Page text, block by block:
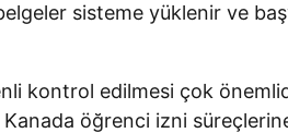
sisteme yüklenir ve
kontrol edilmesi çok
öğrenci izni süreçlerine